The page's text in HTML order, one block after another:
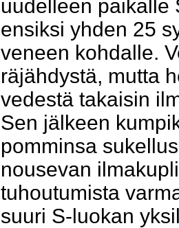
uudelleen paikalle
ensiksi yhden 25
veneen kohdalle.
räjähdystä, mutta
vedestä takaisin
Sen jälkeen
pomminsa
nousevan
tuhoutumista
suuri S-luokan